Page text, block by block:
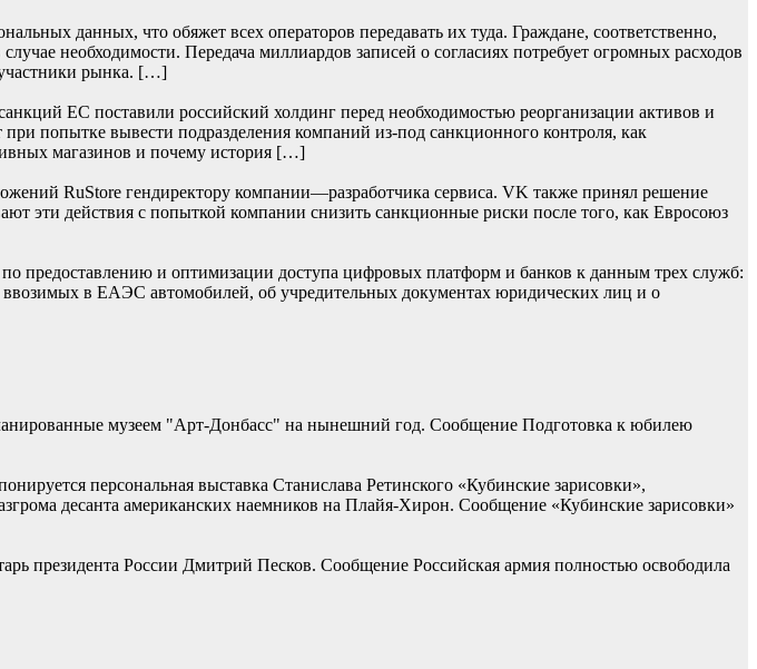
данных, что обяжет всех операторов передавать их туда. Граждане, соответственно,
необходимости. Передача миллиардов записей о согласиях потребует огромных расходов
участники рынка. […]
ЕС поставили российский холдинг перед необходимостью реорганизации активов и
попытке вывести подразделения компаний из-под санкционного контроля, как
магазинов и почему история […]
RuStore гендиректору компании—разработчика сервиса. VK также принял решение
эти действия с попыткой компании снизить санкционные риски после того, как Евросоюз
предоставлению и оптимизации доступа цифровых платформ и банков к данным трех служб:
в ЕАЭС автомобилей, об учредительных документах юридических лиц и о
музеем "Арт-Донбасс" на нынешний год. Сообщение Подготовка к юбилею
персональная выставка Станислава Ретинского «Кубинские зарисовки»,
десанта американских наемников на Плайя-Хирон. Сообщение «Кубинские зарисовки»
президента России Дмитрий Песков. Сообщение Российская армия полностью освободила